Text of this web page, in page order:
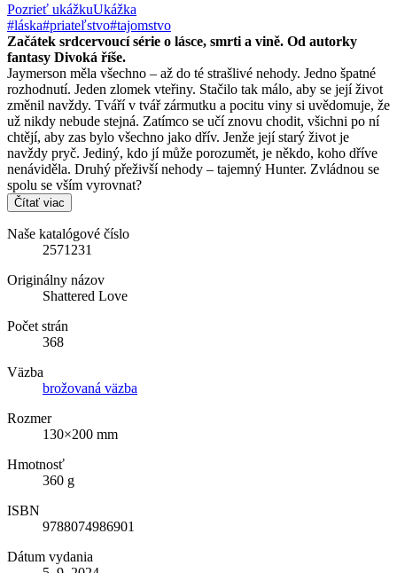
Pozrieť ukážkuUkážka
#láska#priateľstvo#tajomstvo
Začátek srdcervoucí série o lásce, smrti a vině. Od autorky
fantasy Divoká říše.
Jaymerson měla všechno – až do té strašlivé nehody. Jedno špatné
rozhodnutí. Jeden zlomek vteřiny. Stačilo tak málo, aby se její život
změnil navždy. Tváří v tvář zármutku a pocitu viny si uvědomuje, že
už nikdy nebude stejná. Zatímco se učí znovu chodit, všichni po ní
chtějí, aby zas bylo všechno jako dřív. Jenže její starý život je
navždy pryč. Jediný, kdo jí může porozumět, je někdo, koho dříve
nenáviděla. Druhý přeživší nehody – tajemný Hunter. Zvládnou se
spolu se vším vyrovnat?
Čítať viac
Naše katalógové číslo
2571231
Originálny názov
Shattered Love
Počet strán
368
Väzba
brožovaná väzba
Rozmer
130×200 mm
Hmotnosť
360 g
ISBN
9788074986901
Dátum vydania